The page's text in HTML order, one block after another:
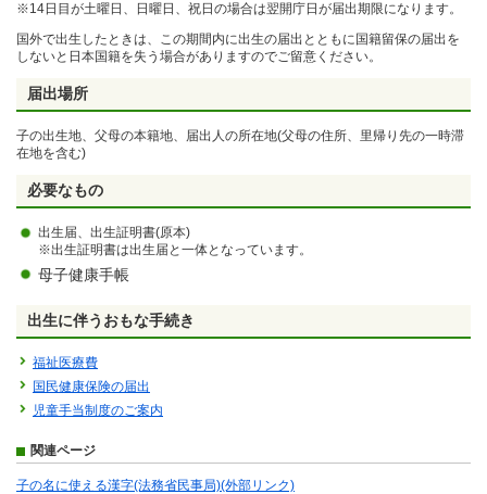
※14日目が土曜日、日曜日、祝日の場合は翌開庁日が届出期限になります。
国外で出生したときは、この期間内に出生の届出とともに国籍留保の届出を
しないと日本国籍を失う場合がありますのでご留意ください。
届出場所
子の出生地、父母の本籍地、届出人の所在地(父母の住所、里帰り先の一時滞
在地を含む)
必要なもの
出生届、出生証明書(原本)
※出生証明書は出生届と一体となっています。
母子健康手帳
出生に伴うおもな手続き
福祉医療費
国民健康保険の届出
児童手当制度のご案内
関連ページ
子の名に使える漢字(法務省民事局)(外部リンク)